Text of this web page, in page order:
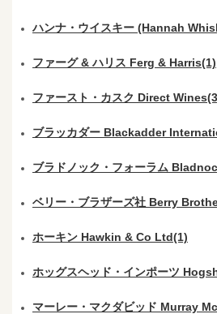
ハンナ・ウイスキー (Hannah
ファーグ & ハリス Ferg & Harris(1)
ファースト・カスク Direct
ブラッカダー Blackadder
ブラドノック・フォーラム
ベリー・ブラザーズ社 Berry
ホーキン Hawkin & Co Ltd(1)
ホッグスヘッド・インポーツ
マーレー・マクダビッド Murray